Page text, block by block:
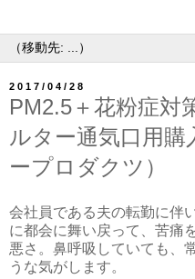
2017/04/28
PM2.5＋花粉症対
ルター通気口用購
ープロダクツ）
会社員である夫の転勤に伴
に都会に舞い戻って、苦痛
悪さ。鼻呼吸していても、
うな気がします。